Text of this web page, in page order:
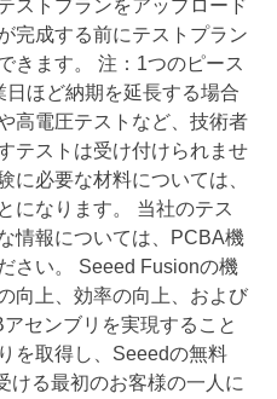
ストプランをアップロード
完成する前にテストプラン
きます。 注：1つのピース
ほど納期を延長する場合
高電圧テストなど、技術者
テストは受け付けられませ
に必要な材料については、
になります。 当社のテス
情報については、PCBA機
さい。 Seeed Fusionの機
向上、効率の向上、および
センブリを実現すること
を取得し、Seeedの無料
ける最初のお客様の一人に